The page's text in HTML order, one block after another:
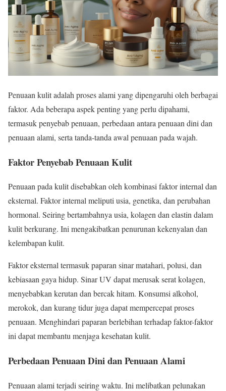
Penuaan kulit adalah proses alami yang dipengaruhi oleh berbagai
faktor. Ada beberapa aspek penting yang perlu dipahami,
termasuk penyebab penuaan, perbedaan antara penuaan dini dan
penuaan alami, serta tanda-tanda awal penuaan pada wajah.
Faktor Penyebab Penuaan Kulit
Penuaan pada kulit disebabkan oleh kombinasi faktor internal dan
eksternal. Faktor internal meliputi usia, genetika, dan perubahan
hormonal. Seiring bertambahnya usia, kolagen dan elastin dalam
kulit berkurang. Ini mengakibatkan penurunan kekenyalan dan
kelembapan kulit.
Faktor eksternal termasuk paparan sinar matahari, polusi, dan
kebiasaan gaya hidup. Sinar UV dapat merusak serat kolagen,
menyebabkan kerutan dan bercak hitam. Konsumsi alkohol,
merokok, dan kurang tidur juga dapat mempercepat proses
penuaan. Menghindari paparan berlebihan terhadap faktor-faktor
ini dapat membantu menjaga kesehatan kulit.
Perbedaan Penuaan Dini dan Penuaan Alami
Penuaan alami terjadi seiring waktu. Ini melibatkan pelunakan